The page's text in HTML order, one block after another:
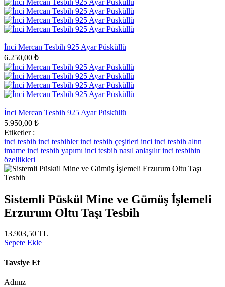
İnci Mercan Tesbih 925 Ayar Püsküllü
6.250,00 ₺
İnci Mercan Tesbih 925 Ayar Püsküllü
5.950,00 ₺
Etiketler :
inci tesbih inci tesbihler inci tesbih çeşitleri inci inci tesbih altın
imame inci tesbih yapımı inci tesbih nasıl anlaşılır inci tesbihin
özellikleri
Sistemli Püskül Mine ve Gümüş İşlemeli
Erzurum Oltu Taşı Tesbih
13.903,50 TL
Sepete Ekle
Tavsiye Et
Adınız